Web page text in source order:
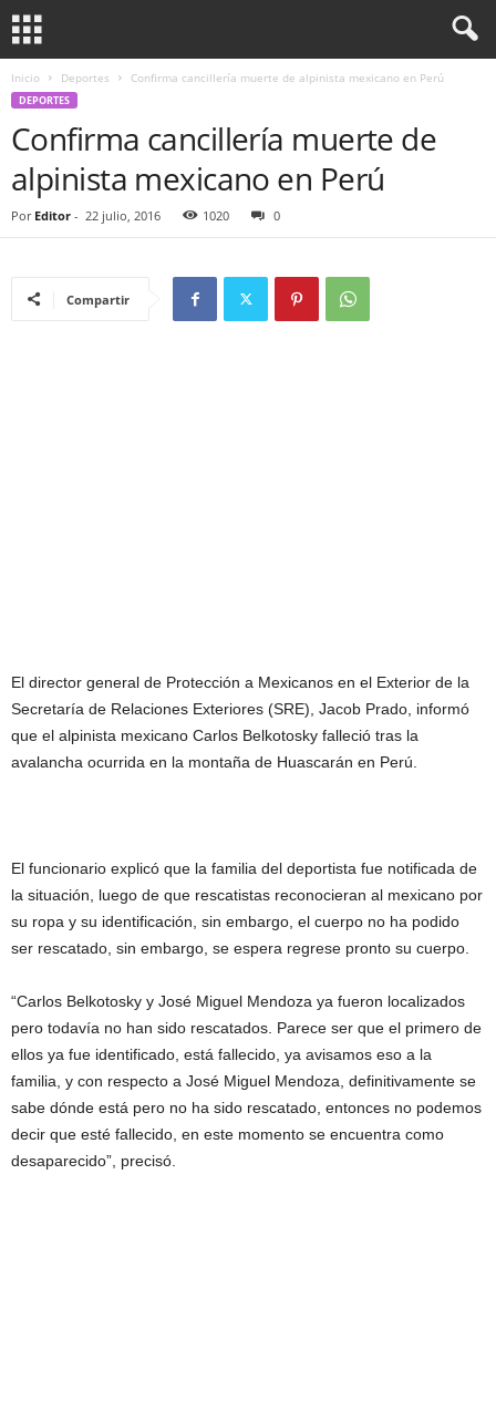
Inicio Deportes Confirma cancillería muerte de alpinista mexicano en Perú
DEPORTES
Confirma cancillería muerte de
alpinista mexicano en Perú
Por Editor - 22 julio, 2016 1020 0
Compartir
El director general de Protección a Mexicanos en el Exterior de la
Secretaría de Relaciones Exteriores (SRE), Jacob Prado, informó
que el alpinista mexicano Carlos Belkotosky falleció tras la
avalancha ocurrida en la montaña de Huascarán en Perú.
El funcionario explicó que la familia del deportista fue notificada de
la situación, luego de que rescatistas reconocieran al mexicano por
su ropa y su identificación, sin embargo, el cuerpo no ha podido
ser rescatado, sin embargo, se espera regrese pronto su cuerpo.
“Carlos Belkotosky y José Miguel Mendoza ya fueron localizados
pero todavía no han sido rescatados. Parece ser que el primero de
ellos ya fue identificado, está fallecido, ya avisamos eso a la
familia, y con respecto a José Miguel Mendoza, definitivamente se
sabe dónde está pero no ha sido rescatado, entonces no podemos
decir que esté fallecido, en este momento se encuentra como
desaparecido”, precisó.